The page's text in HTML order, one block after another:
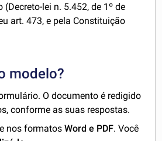
lei n. 5.452, de 1º de
art. 473, e pela Constituição
modelo?
O documento é redigido
conforme as suas respostas.
nos formatosWord e PDF. Você